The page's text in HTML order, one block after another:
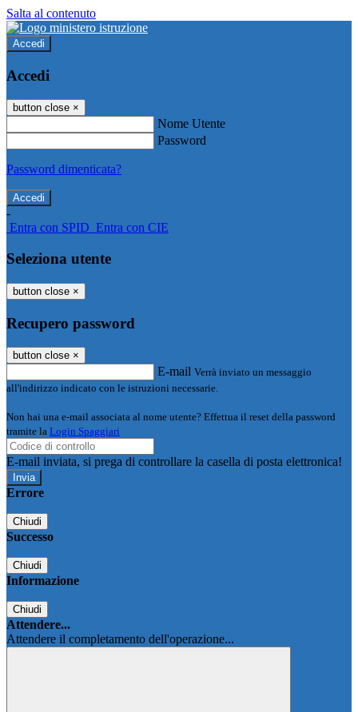
Salta al contenuto
Accedi
Accedi
button close ×
Nome Utente
Password
Password dimenticata?
-
Entra con SPID Entra con CIE
Seleziona utente
button close ×
Recupero password
button close ×
E-mail Verrà inviato un messaggio
all'indirizzo indicato con le istruzioni necessarie.
Non hai una e-mail associata al nome utente? Effettua il reset della password
tramite la Login Spaggiari
E-mail inviata, si prega di controllare la casella di posta elettronica!
Errore
Chiudi
Successo
Chiudi
Informazione
Chiudi
Attendere...
Attendere il completamento dell'operazione...